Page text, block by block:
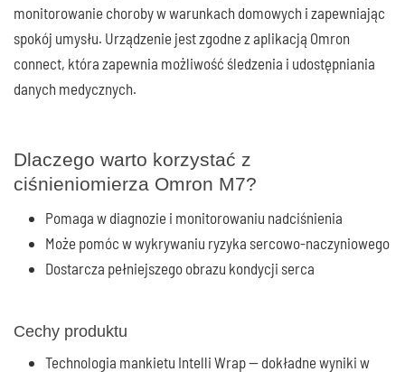
monitorowanie choroby w warunkach domowych i zapewniając
spokój umysłu. Urządzenie jest zgodne z aplikacją Omron
connect, która zapewnia możliwość śledzenia i udostępniania
danych medycznych.
Dlaczego warto korzystać z
ciśnieniomierza Omron M7?
Pomaga w diagnozie i monitorowaniu nadciśnienia
Może pomóc w wykrywaniu ryzyka sercowo-naczyniowego
Dostarcza pełniejszego obrazu kondycji serca
Cechy produktu
Technologia mankietu Intelli Wrap — dokładne wyniki w